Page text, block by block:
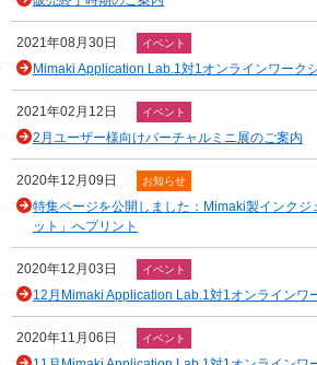
2021年08月30日 イベント
Mimaki Application Lab.1対1オンラインワーク
2021年02月12日 イベント
2月ユーザー様向けバーチャルミニ展のご案内
2020年12月09日 お知らせ
特集ページを公開しました：Mimaki製インクジ
ット」へプリント
2020年12月03日 イベント
12月Mimaki Application Lab.1対1オンラインワ
2020年11月06日 イベント